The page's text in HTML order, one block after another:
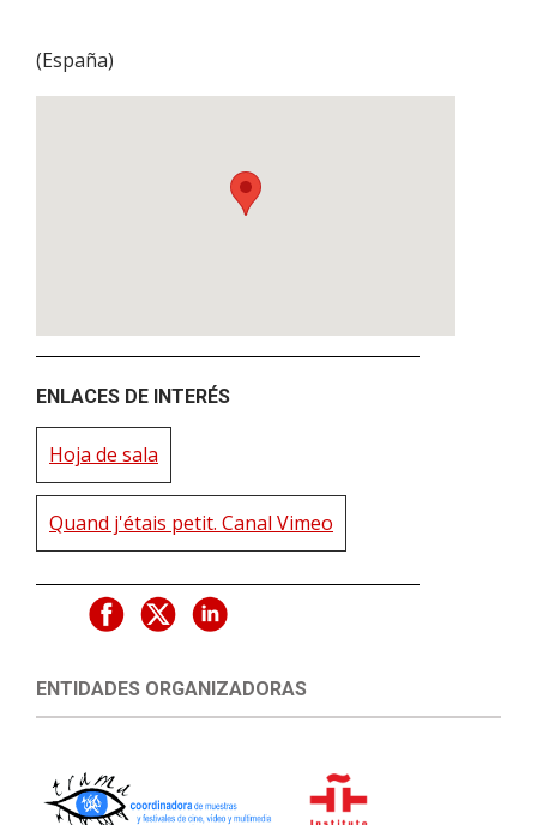
(España)
ENLACES DE INTERÉS
Hoja de sala
Quand j'étais petit. Canal Vimeo
ENTIDADES ORGANIZADORAS